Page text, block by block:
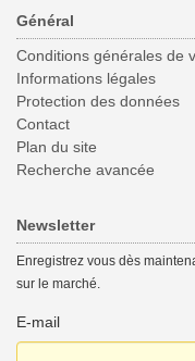
Général
Conditions générales de
Informations légales
Protection des données
Contact
Plan du site
Recherche avancée
Newsletter
Enregistrez vous dès
sur le marché.
E-mail